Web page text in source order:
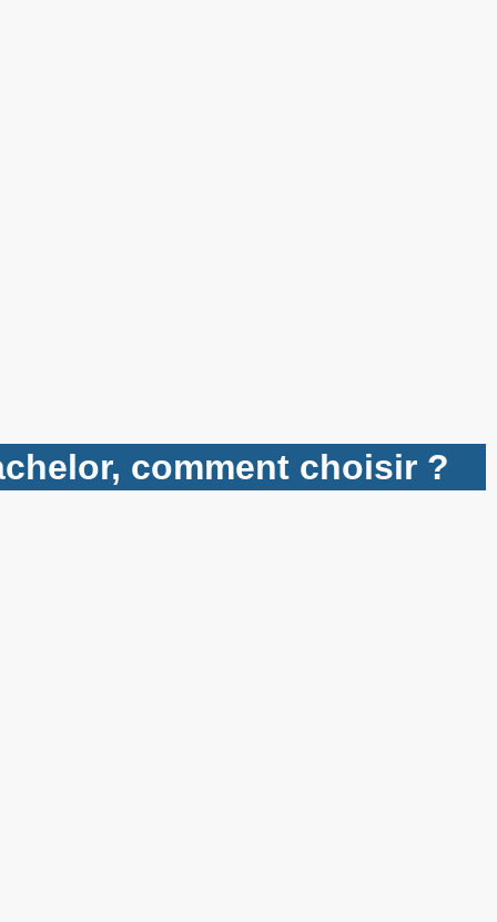
comment choisir ?